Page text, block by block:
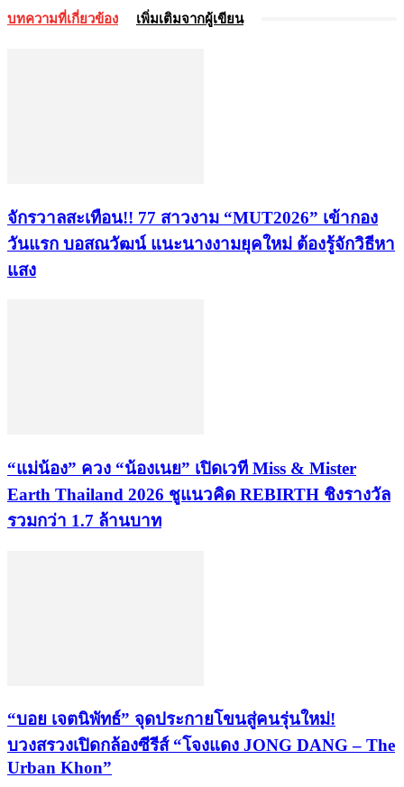
บทความที่เกี่ยวข้อง เพิ่มเติมจากผู้เขียน
จักรวาลสะเทือน!! 77 สาวงาม “MUT2026” เข้ากอง
วันแรก บอสณวัฒน์ แนะนางงามยุคใหม่ ต้องรู้จักวิธีหา
แสง
“แม่น้อง” ควง “น้องเนย” เปิดเวที Miss & Mister
Earth Thailand 2026 ชูแนวคิด REBIRTH ชิงรางวัล
รวมกว่า 1.7 ล้านบาท
“บอย เจตนิพัทธ์” จุดประกายโขนสู่คนรุ่นใหม่!
บวงสรวงเปิดกล้องซีรีส์ “โจงแดง JONG DANG – The
Urban Khon”